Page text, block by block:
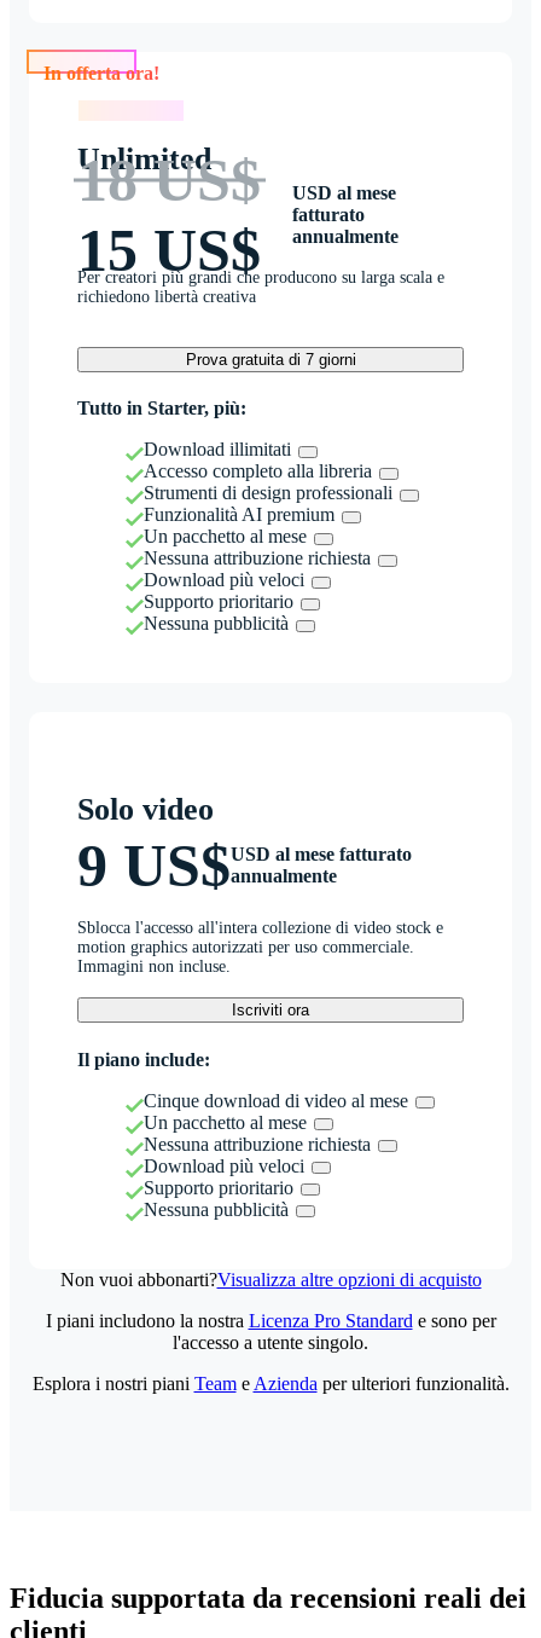
Unlimited
18 US$
15 US$
USD al mese
fatturato
annualmente
Per creatori più grandi che producono su larga scala e
richiedono libertà creativa
Prova gratuita di 7 giorni
Tutto in Starter, più:
Download illimitati
Accesso completo alla libreria
Strumenti di design professionali
Funzionalità AI premium
Un pacchetto al mese
Nessuna attribuzione richiesta
Download più veloci
Supporto prioritario
Nessuna pubblicità
Solo video
9 US$USD al mese fatturato
annualmente
Sblocca l'accesso all'intera collezione di video stock e
motion graphics autorizzati per uso commerciale.
Immagini non incluse.
Iscriviti ora
Il piano include:
Cinque download di video al mese
Un pacchetto al mese
Nessuna attribuzione richiesta
Download più veloci
Supporto prioritario
Nessuna pubblicità
Non vuoi abbonarti?Visualizza altre opzioni di acquisto
I piani includono la nostra Licenza Pro Standard e sono per
l'accesso a utente singolo.
Esplora i nostri piani Teame Azienda per ulteriori funzionalità.
Fiducia supportata da recensioni reali dei
clienti